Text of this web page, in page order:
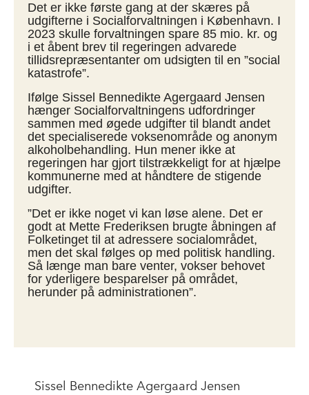
Det er ikke første gang at der skæres på
udgifterne i Socialforvaltningen i København. I
2023 skulle forvaltningen spare 85 mio. kr. og
i et åbent brev til regeringen advarede
tillidsrepræsentanter om udsigten til en ”social
katastrofe”.
Ifølge Sissel Bennedikte Agergaard Jensen
hænger Socialforvaltningens udfordringer
sammen med øgede udgifter til blandt andet
det specialiserede voksenområde og anonym
alkoholbehandling. Hun mener ikke at
regeringen har gjort tilstrækkeligt for at hjælpe
kommunerne med at håndtere de stigende
udgifter.
”Det er ikke noget vi kan løse alene. Det er
godt at Mette Frederiksen brugte åbningen af
Folketinget til at adressere socialområdet,
men det skal følges op med politisk handling.
Så længe man bare venter, vokser behovet
for yderligere besparelser på området,
herunder på administrationen”.
Sissel Bennedikte Agergaard Jensen